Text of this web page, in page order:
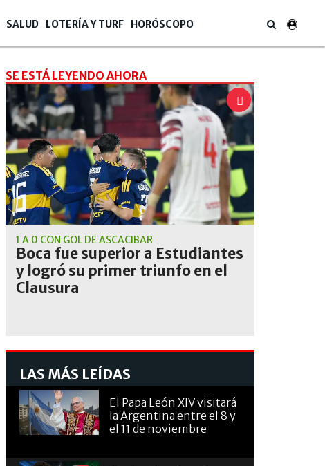
SALUD LOTERÍA Y TURF HORÓSCOPO
SE ESTÁ LEYENDO AHORA
1 A 0 CON GOL DE ASCACÍBAR
Boca fue superior a Estudiantes
y logró su primer triunfo en el
Clausura
LAS MÁS LEÍDAS
El Papa León XIV visitará
la Argentina entre el 8 y
el 11 de noviembre